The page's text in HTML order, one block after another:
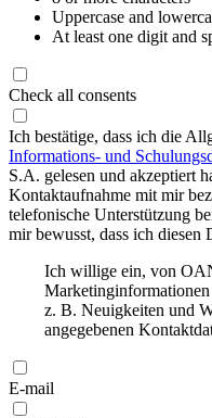
Uppercase and
At least one digit and
Check all consents
Ich bestätige, dass ich die
Informations- und
S.A. gelesen und akzeptiert
Kontaktaufnahme mit mir
telefonische Unterstützung
mir bewusst, dass ich diesen
Ich willige ein, von
z. B. Neuigkeiten und
angegebenen
E-mail